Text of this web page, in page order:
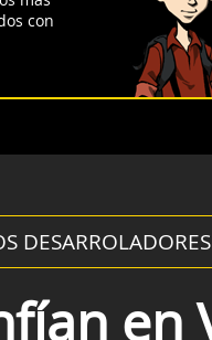
con
DESARROLADORES
en